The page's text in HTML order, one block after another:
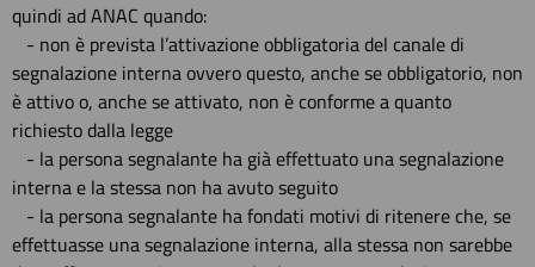
quindi ad ANAC quando:
- non è prevista l’attivazione obbligatoria del canale di
segnalazione interna ovvero questo, anche se obbligatorio, non
è attivo o, anche se attivato, non è conforme a quanto
richiesto dalla legge
- la persona segnalante ha già effettuato una segnalazione
interna e la stessa non ha avuto seguito
- la persona segnalante ha fondati motivi di ritenere che, se
effettuasse una segnalazione interna, alla stessa non sarebbe